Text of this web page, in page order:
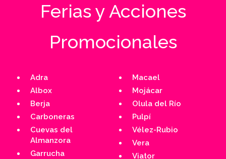
Ferias y Acciones
Promocionales
Adra
Albox
Berja
Carboneras
Cuevas del
Almanzora
Garrucha
Macael
Mojácar
Olula del Río
Pulpí
Vélez-Rubio
Vera
Viator